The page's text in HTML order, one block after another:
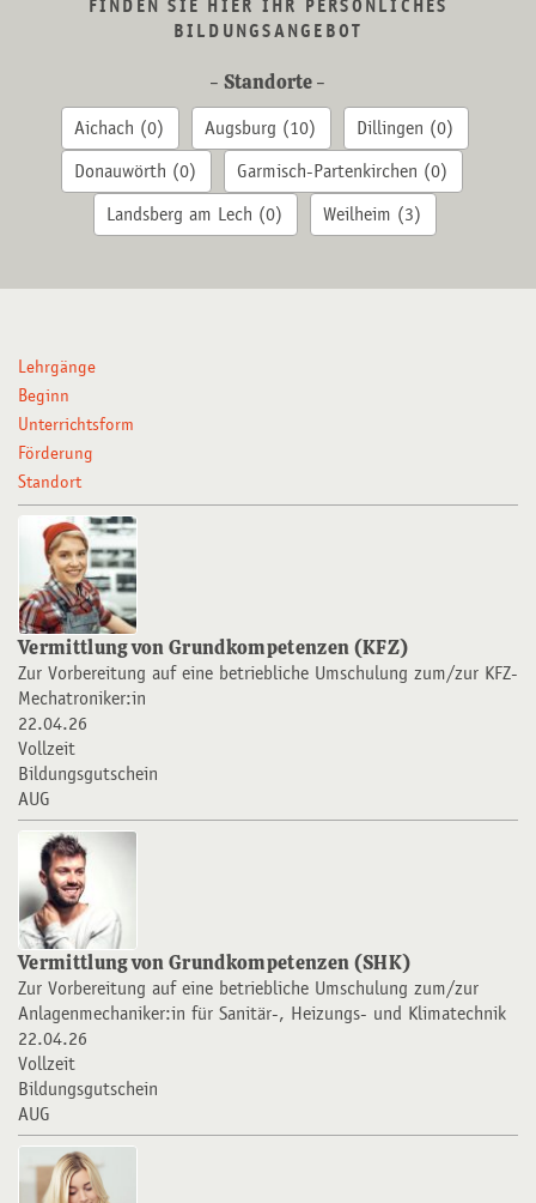
FINDEN SIE HIER IHR PERSÖNLICHES
BILDUNGSANGEBOT
- Standorte -
Aichach (0) Augsburg (10) Dillingen (0)
Donauwörth (0) Garmisch-Partenkirchen (0)
Landsberg am Lech (0) Weilheim (3)
Lehrgänge
Beginn
Unterrichtsform
Förderung
Standort
Vermittlung von Grundkompetenzen (KFZ)
Zur Vorbereitung auf eine betriebliche Umschulung zum/zur KFZ-
Mechatroniker:in
22.04.26
Vollzeit
Bildungsgutschein
AUG
Vermittlung von Grundkompetenzen (SHK)
Zur Vorbereitung auf eine betriebliche Umschulung zum/zur
Anlagenmechaniker:in für Sanitär-, Heizungs- und Klimatechnik
22.04.26
Vollzeit
Bildungsgutschein
AUG